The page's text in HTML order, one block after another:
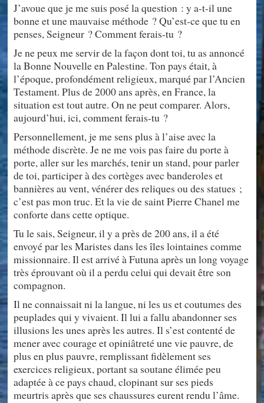
J’avoue que je me suis posé la question : y a-t-il une
bonne et une mauvaise méthode ? Qu’est-ce que tu en
penses, Seigneur ? Comment ferais-tu ?
Je ne peux me servir de la façon dont toi, tu as annoncé
la Bonne Nouvelle en Palestine. Ton pays était, à
l’époque, profondément religieux, marqué par l’Ancien
Testament. Plus de 2000 ans après, en France, la
situation est tout autre. On ne peut comparer. Alors,
aujourd’hui, ici, comment ferais-tu ?
Personnellement, je me sens plus à l’aise avec la
méthode discrète. Je ne me vois pas faire du porte à
porte, aller sur les marchés, tenir un stand, pour parler
de toi, participer à des cortèges avec banderoles et
bannières au vent, vénérer des reliques ou des statues ;
c’est pas mon truc. Et la vie de saint Pierre Chanel me
conforte dans cette optique.
Tu le sais, Seigneur, il y a près de 200 ans, il a été
envoyé par les Maristes dans les îles lointaines comme
missionnaire. Il est arrivé à Futuna après un long voyage
très éprouvant où il a perdu celui qui devait être son
compagnon.
Il ne connaissait ni la langue, ni les us et coutumes des
peuplades qui y vivaient. Il lui a fallu abandonner ses
illusions les unes après les autres. Il s’est contenté de
mener avec courage et opiniâtreté une vie pauvre, de
plus en plus pauvre, remplissant fidèlement ses
exercices religieux, portant sa soutane élimée peu
adaptée à ce pays chaud, clopinant sur ses pieds
meurtris après que ses chaussures eurent rendu l’âme.